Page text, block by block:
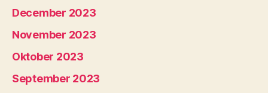
December 2023
November 2023
Oktober 2023
September 2023